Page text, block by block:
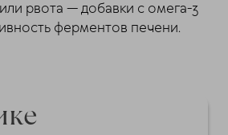
рвота — добавки с омега-3
ферментов печени.